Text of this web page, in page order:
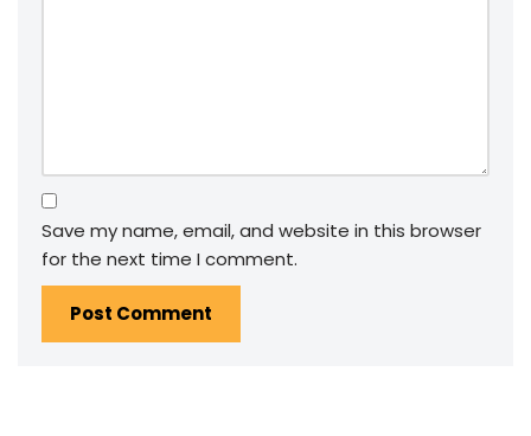
Save my name, email, and website in this browser
for the next time I comment.